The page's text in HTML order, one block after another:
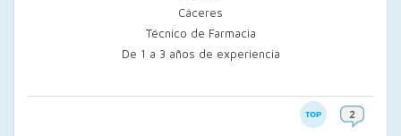
Cáceres
Técnico de Farmacia
De 1 a 3 años de experiencia